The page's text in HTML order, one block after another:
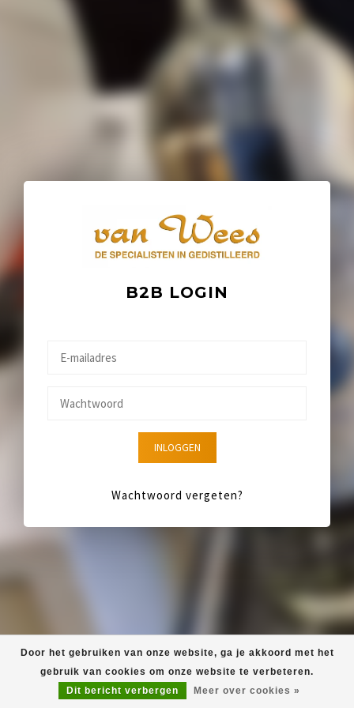
B2B LOGIN
INLOGGEN
Wachtwoord vergeten?
Door het gebruiken van onze website, ga je akkoord met het
gebruik van cookies om onze website te verbeteren.
Dit bericht verbergen
Meer over cookies »